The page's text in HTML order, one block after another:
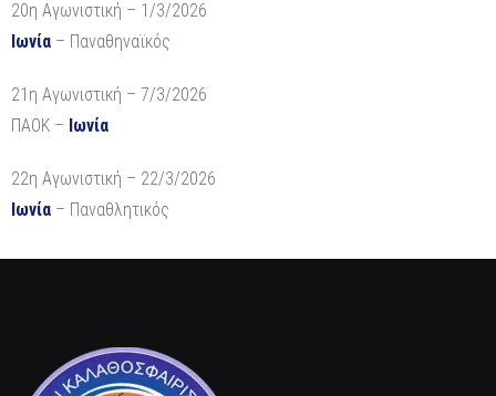
20η Αγωνιστική – 1/3/2026
Ιωνία – Παναθηναϊκός
21η Αγωνιστική – 7/3/2026
ΠΑΟΚ – Ιωνία
22η Αγωνιστική – 22/3/2026
Ιωνία – Παναθλητικός